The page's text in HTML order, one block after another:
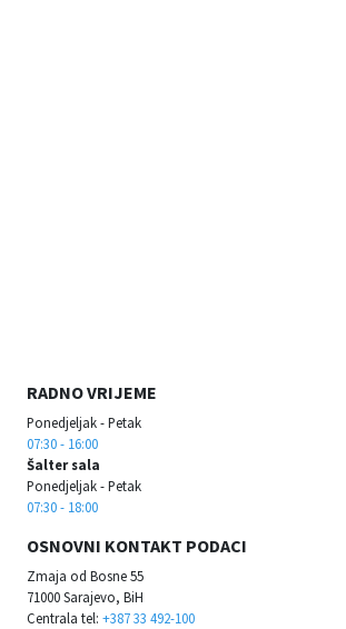
RADNO VRIJEME
Ponedjeljak - Petak
07:30 - 16:00
Šalter sala
Ponedjeljak - Petak
07:30 - 18:00
OSNOVNI KONTAKT PODACI
Zmaja od Bosne 55
71000 Sarajevo, BiH
Centrala tel: +387 33 492-100